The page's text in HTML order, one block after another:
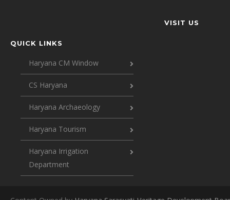
QUICK LINKS
Haryana CM Window
CS Haryana
Haryana Archaeology
Haryana Tourism
Haryana Irrigation
Department
VISIT US